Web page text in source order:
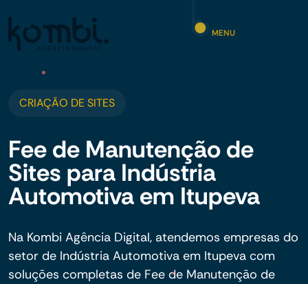
MENU
CRIAÇÃO DE SITES
Fee de Manutenção de
Sites para Indústria
Automotiva em Itupeva
Na Kombi Agência Digital, atendemos empresas do
setor de Indústria Automotiva em Itupeva com
soluções completas de Fee de Manutenção de